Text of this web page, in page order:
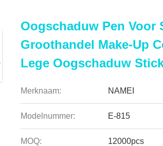
Oogschaduw Pen Voor
Groothandel Make-Up
Lege Oogschaduw
Merknaam: NAMEI
Modelnummer: E-815
MOQ: 12000pcs